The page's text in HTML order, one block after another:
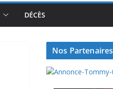
DÉCÈS
Nos Partenaires